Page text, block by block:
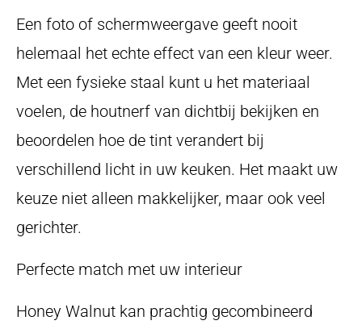
Een foto of schermweergave geeft nooit
helemaal het echte effect van een kleur weer.
Met een fysieke staal kunt u het materiaal
voelen, de houtnerf van dichtbij bekijken en
beoordelen hoe de tint verandert bij
verschillend licht in uw keuken. Het maakt uw
keuze niet alleen makkelijker, maar ook veel
gerichter.
Perfecte match met uw interieur
Honey Walnut kan prachtig gecombineerd